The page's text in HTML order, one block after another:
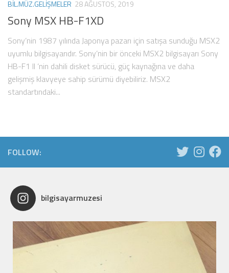
BIL.MÜZ.GELIŞMELER 28 AĞUSTOS, 2019
Sony MSX HB-F1XD
Sony’nin 1987 yılında Japonya pazarı için satışa sunduğu MSX2
uyumlu bilgisayarıdır. Sony’nin bir önceki MSX2 bilgisayarı Sony
HB-F1 II ‘nin dahili disket sürücü, güç kaynağına ve daha
gelişmiş klavyeye sahip sürümü diyebiliriz. MSX2
standartındaki...
FOLLOW:
bilgisayarmuzesi